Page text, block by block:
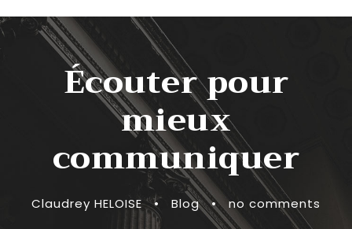
Écouter pour
mieux
communiquer
Claudrey HELOISE • Blog • no comments